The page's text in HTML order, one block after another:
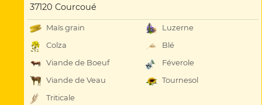
37120 Courcoué
Maïs grain
Luzerne
Colza
Blé
Viande de Boeuf
Féverole
Viande de Veau
Tournesol
Triticale